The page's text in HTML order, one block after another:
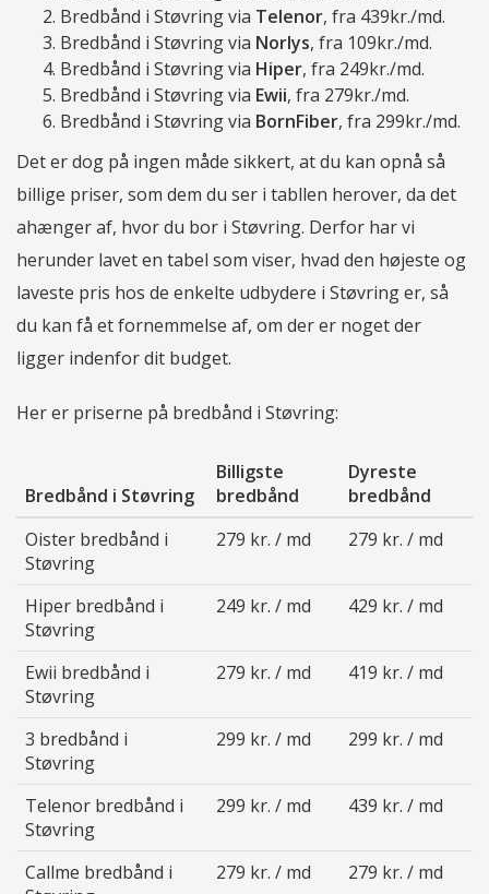
Bredbånd i Støvring via Telenor, fra 439kr./md.
Bredbånd i Støvring via Norlys, fra 109kr./md.
Bredbånd i Støvring via Hiper, fra 249kr./md.
Bredbånd i Støvring via Ewii, fra 279kr./md.
Bredbånd i Støvring via BornFiber, fra 299kr./md.
Det er dog på ingen måde sikkert, at du kan opnå så
billige priser, som dem du ser i tabllen herover, da det
ahænger af, hvor du bor i Støvring. Derfor har vi
herunder lavet en tabel som viser, hvad den højeste og
laveste pris hos de enkelte udbydere i Støvring er, så
du kan få et fornemmelse af, om der er noget der
ligger indenfor dit budget.
Her er priserne på bredbånd i Støvring:
Bredbånd i Støvring
Billigste
bredbånd
Dyreste
bredbånd
Oister bredbånd i
Støvring
279 kr. / md 279 kr. / md
Hiper bredbånd i
Støvring
249 kr. / md 429 kr. / md
Ewii bredbånd i
Støvring
279 kr. / md 419 kr. / md
3 bredbånd i
Støvring
299 kr. / md 299 kr. / md
Telenor bredbånd i
Støvring
299 kr. / md 439 kr. / md
Callme bredbånd i
279 kr. / md 279 kr. / md